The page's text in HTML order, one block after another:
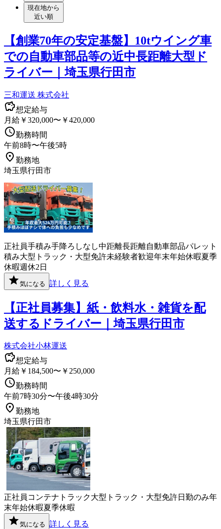
現在地から
近い順
【創業70年の安定基盤】10tウイング車
での自動車部品等の近中長距離大型ド
ライバー｜埼玉県行田市
三和運送 株式会社
想定給与
月給￥320,000〜￥420,000
勤務時間
午前8時〜午後5時
勤務地
埼玉県行田市
正社員手積み手降ろしなし中距離長距離自動車部品パレット
積み大型トラック・大型免許未経験者歓迎年末年始休暇夏季
休暇週休2日
気になる 詳しく見る
【正社員募集】紙・飲料水・雑貨を配
送するドライバー｜埼玉県行田市
株式会社小林運送
想定給与
月給￥184,500〜￥250,000
勤務時間
午前7時30分〜午後4時30分
勤務地
埼玉県行田市
正社員 コンテナ トラック大型トラック・大型免許日勤のみ年
末年始休暇夏季休暇
気になる 詳しく見る